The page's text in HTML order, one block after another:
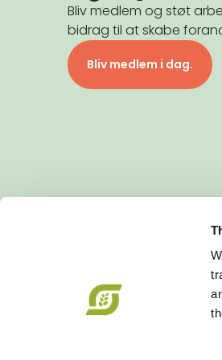
Bliv medlem og støt
bidrag til at skabe
Bliv medlem i dag.
Økologisk Landsforening
Agro Food Park 26, 1 •
+45 87 32 27 00